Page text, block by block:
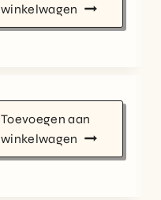
winkelwagen
Toevoegen aan
winkelwagen